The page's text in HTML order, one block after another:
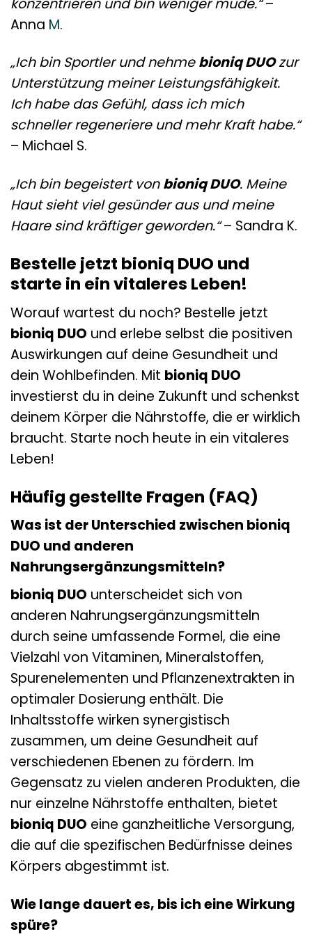
Anna M.
„Ich bin Sportler und nehmebioniq DUOzur
Unterstützung meiner Leistungsfähigkeit.
Ich habe das Gefühl, dass ich mich
schneller regeneriere und mehr Kraft habe.“
– Michael S.
„Ich bin begeistert vonbioniq DUO. Meine
Haut sieht viel gesünder aus und meine
Haare sind kräftiger geworden.“– Sandra K.
Bestelle jetzt bioniq DUO und
starte in ein vitaleres Leben!
Worauf wartest du noch? Bestelle jetzt
bioniq DUO und erlebe selbst die positiven
Auswirkungen auf deine Gesundheit und
dein Wohlbefinden. Mit bioniq DUO
investierst du in deine Zukunft und schenkst
deinem Körper die Nährstoffe, die er wirklich
braucht. Starte noch heute in ein vitaleres
Leben!
Häufig gestellte Fragen (FAQ)
Was ist der Unterschied zwischen bioniq
DUO und anderen
Nahrungsergänzungsmitteln?
bioniq DUO unterscheidet sich von
anderen Nahrungsergänzungsmitteln
durch seine umfassende Formel, die eine
Vielzahl von Vitaminen, Mineralstoffen,
Spurenelementen und Pflanzenextrakten in
optimaler Dosierung enthält. Die
Inhaltsstoffe wirken synergistisch
zusammen, um deine Gesundheit auf
verschiedenen Ebenen zu fördern. Im
Gegensatz zu vielen anderen Produkten, die
nur einzelne Nährstoffe enthalten, bietet
bioniq DUO eine ganzheitliche Versorgung,
die auf die spezifischen Bedürfnisse deines
Körpers abgestimmt ist.
Wie lange dauert es, bis ich eine Wirkung
spüre?